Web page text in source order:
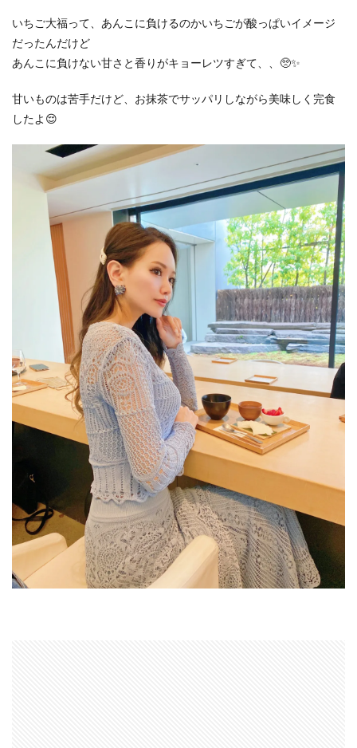
いちご大福って、あんこに負けるのかいちごが酸っぱいイメージ
だったんだけど
あんこに負けない甘さと香りがキョーレツすぎて、、🥺✨
甘いものは苦手だけど、お抹茶でサッパリしながら美味しく完食
したよ😌